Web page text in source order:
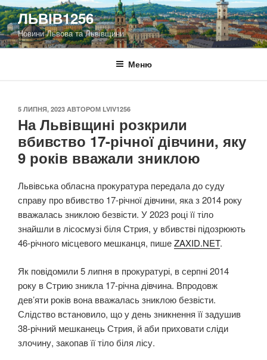
Перейти
до
вмісту
ЛЬВІВ1256
Новини Львова та Львівщини
Меню
ОПУБЛІКОВАНО
5 ЛИПНЯ, 2023 АВТОРОМ LVIV1256
На Львівщині розкрили
вбивство 17-річної дівчини, яку
9 років вважали зниклою
Львівська обласна прокуратура передала до суду
справу про вбивство 17-річної дівчини, яка з 2014 року
вважалась зниклою безвісти. У 2023 році її тіло
знайшли в лісосмузі біля Стрия, у вбивстві підозрюють
46-річного місцевого мешканця, пишеZAXID.NET.
Як повідомили 5 липня в прокуратурі, в серпні 2014
року в Стрию зникла 17-річна дівчина. Впродовж
дев’яти років вона вважалась зниклою безвісти.
Слідство встановило, що у день зникнення її задушив
38-річний мешканець Стрия, й аби приховати сліди
злочину, закопав її тіло біля лісу.